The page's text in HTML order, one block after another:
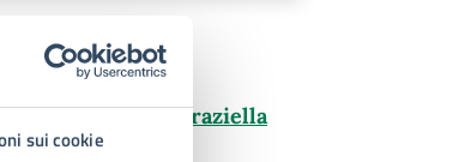
sui cookie
Zagarella Graziella